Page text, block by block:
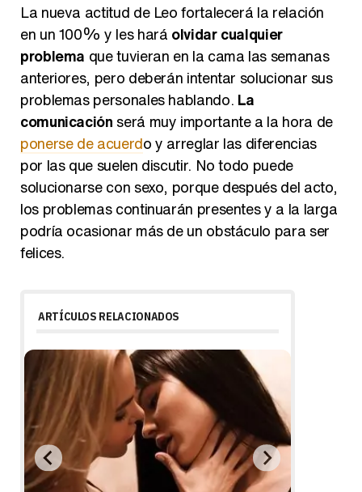
La nueva actitud de Leo fortalecerá la relación
en un 100% y les hará olvidar cualquier
problema que tuvieran en la cama las semanas
anteriores, pero deberán intentar solucionar sus
problemas personales hablando. La
comunicación será muy importante a la hora de
ponerse de acuerdo y arreglar las diferencias
por las que suelen discutir. No todo puede
solucionarse con sexo, porque después del acto,
los problemas continuarán presentes y a la larga
podría ocasionar más de un obstáculo para ser
felices.
ARTÍCULOS RELACIONADOS